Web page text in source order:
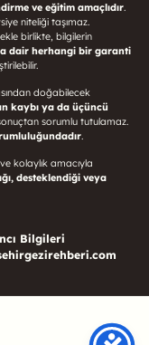
ve eğitim amaçlıdır.
niteliği taşımaz.
birlikte, bilgilerin
dair herhangi bir garanti
doğabilecek
kaybı ya da üçüncü
sorumlu tutulamaz.
.
kolaylık amacıyla
desteklendiği veya
Bilgileri